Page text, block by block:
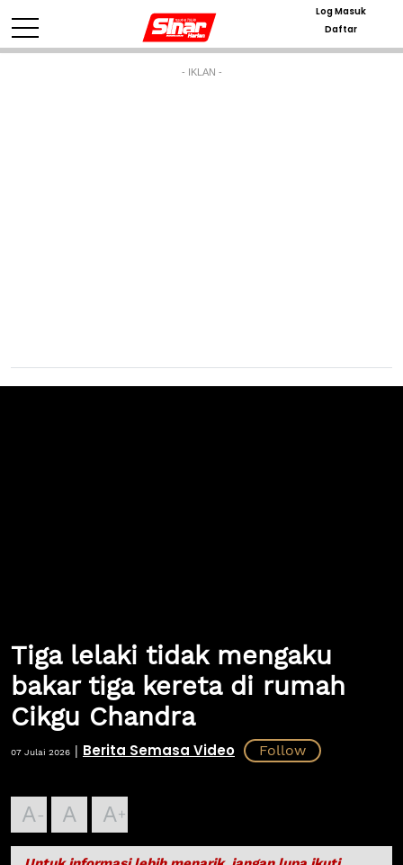
Log Masuk
Daftar
- IKLAN -
Tiga lelaki tidak mengaku
bakar tiga kereta di rumah
Cikgu Chandra
07 Julai 2026 | Berita Semasa Video
A A A